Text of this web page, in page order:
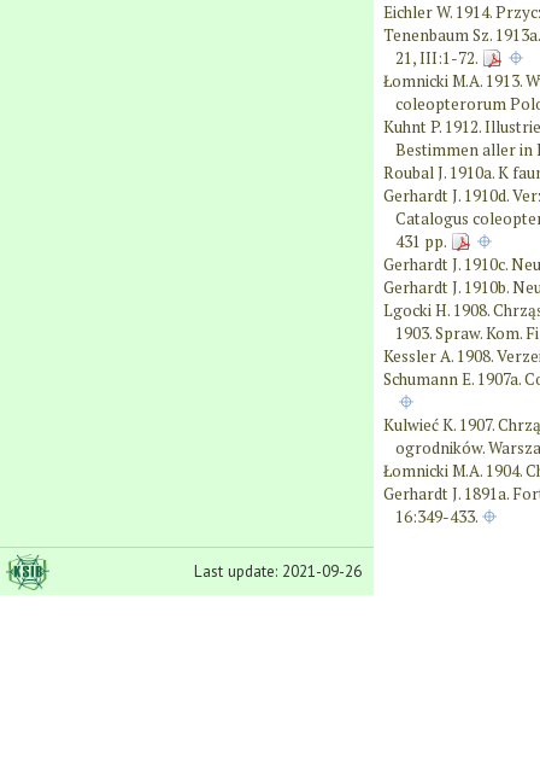
Last update: 2021-09-26
Eichler W. 1914.
Tenenbaum Sz.
21, III:1-72.
Łomnicki M.A. 1913.
coleopterorum
Kuhnt P. 1912.
Bestimmen aller in
Roubal J. 1910a. K
Gerhardt J. 1910d.
Catalogus
431 pp.
Gerhardt J. 1910c.
Gerhardt J. 1910b.
Lgocki H. 1908.
1903. Spraw. Kom.
Kessler A. 1908.
Schumann E. 1907a.
Kulwieć K. 1907.
ogrodników.
Łomnicki M.A. 1904.
Gerhardt J. 1891a.
16:349-433.